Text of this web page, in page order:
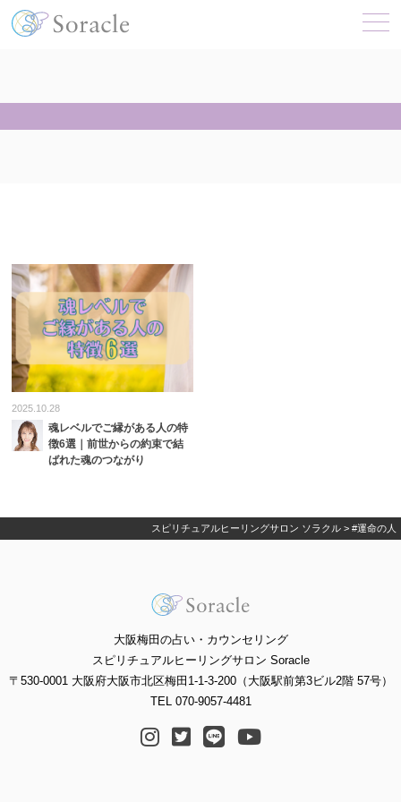
2025.10.28
魂レベルでご縁がある人の特
徴6選｜前世からの約束で結
ばれた魂のつながり
スピリチュアルヒーリングサロン ソラクル > #運命の人
大阪梅田の占い・カウンセリング
スピリチュアルヒーリングサロン Soracle
〒530-0001 大阪府大阪市北区梅田1-1-3-200（大阪駅前第3ビル2階 57号）
TEL 070-9057-4481